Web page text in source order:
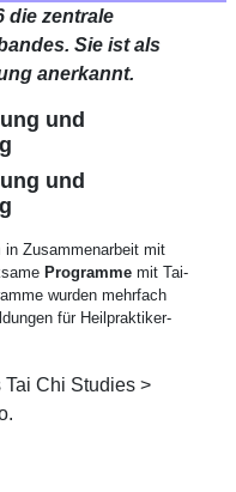
die zentrale
Sie ist als
anerkannt.
und
und
in Zusammenarbeit mit
Programme mit Tai-
wurden mehrfach
für Heilpraktiker-
Chi Studies >